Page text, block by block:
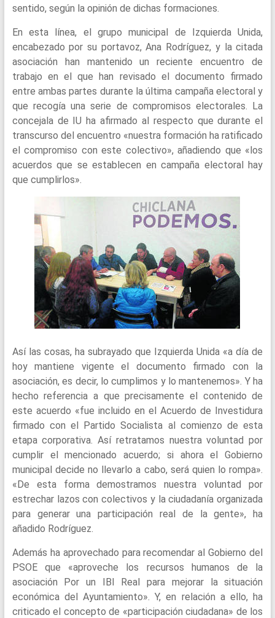
sentido, según la opinión de dichas formaciones.
En esta línea, el grupo municipal de Izquierda Unida,
encabezado por su portavoz, Ana Rodríguez, y la citada
asociación han mantenido un reciente encuentro de
trabajo en el que han revisado el documento firmado
entre ambas partes durante la última campaña electoral y
que recogía una serie de compromisos electorales. La
concejala de IU ha afirmado al respecto que durante el
transcurso del encuentro «nuestra formación ha ratificado
el compromiso con este colectivo», añadiendo que «los
acuerdos que se establecen en campaña electoral hay
que cumplirlos».
Así las cosas, ha subrayado que Izquierda Unida «a día de
hoy mantiene vigente el documento firmado con la
asociación, es decir, lo cumplimos y lo mantenemos». Y ha
hecho referencia a que precisamente el contenido de
este acuerdo «fue incluido en el Acuerdo de Investidura
firmado con el Partido Socialista al comienzo de esta
etapa corporativa. Así retratamos nuestra voluntad por
cumplir el mencionado acuerdo; si ahora el Gobierno
municipal decide no llevarlo a cabo, será quien lo rompa».
«De esta forma demostramos nuestra voluntad por
estrechar lazos con colectivos y la ciudadanía organizada
para generar una participación real de la gente», ha
añadido Rodríguez.
Además ha aprovechado para recomendar al Gobierno del
PSOE que «aproveche los recursos humanos de la
asociación Por un IBI Real para mejorar la situación
económica del Ayuntamiento». Y, en relación a ello, ha
criticado el concepto de «participación ciudadana» de los